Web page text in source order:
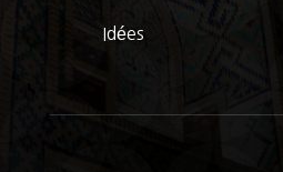
Idées